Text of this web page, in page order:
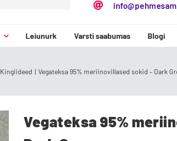
Leiunurk Varsti saabumas Blogi
Bundgaard
Kingiideed Vegateksa 95% meriinovillased sokid – Dark
Vegateksa 95%